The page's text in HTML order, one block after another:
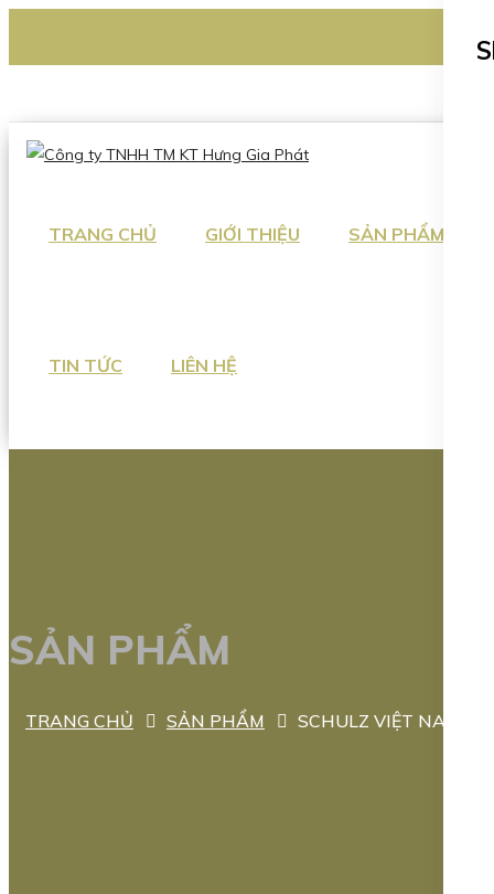
Hotline:0938 336 079
TRANG CHỦ GIỚI THIỆU SẢN PHẨM
TIN TỨC LIÊN HỆ
SẢN PHẨM
TRANG CHỦ SẢN PHẨM SCHULZ VIỆT NAM